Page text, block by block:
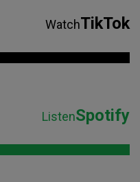
WatchTikTok
ListenSpotify